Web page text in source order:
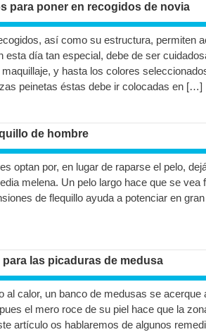
para poner en recogidos de novia
así como su estructura, permiten
esta día tan especial, debe de ser
y hasta los colores
peinetas éstas debe ir colocadas en […]
de hombre
optan por, en lugar de raparse el pelo,
melena. Un pelo largo hace que se
de flequillo ayuda a potenciar en
las picaduras de medusa
al calor, un banco de medusas se
el mero roce de su piel hace que la
artículo os hablaremos de algunos